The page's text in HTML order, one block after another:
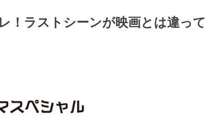
！ラストシーンが映画とは違って